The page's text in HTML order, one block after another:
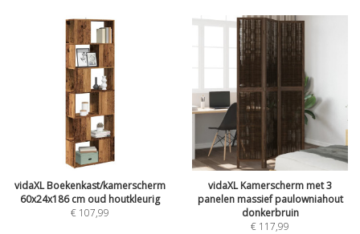
vidaXL Boekenkast/kamerscherm
60x24x186 cm oud houtkleurig
€ 107,99
vidaXL Kamerscherm met 3
panelen massief paulowniahout
donkerbruin
€ 117,99